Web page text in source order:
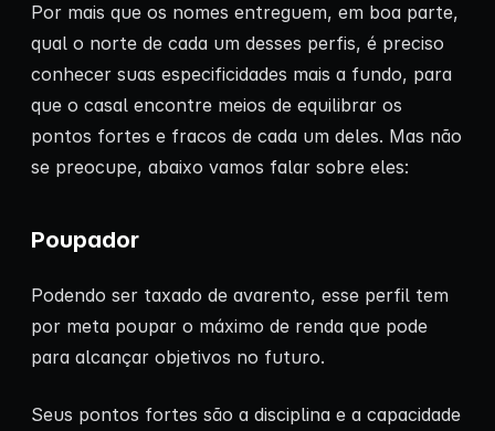
Por mais que os nomes entreguem, em boa parte,
qual o norte de cada um desses perfis, é preciso
conhecer suas especificidades mais a fundo, para
que o casal encontre meios de equilibrar os
pontos fortes e fracos de cada um deles. Mas não
se preocupe, abaixo vamos falar sobre eles:
Poupador
Podendo ser taxado de avarento, esse perfil tem
por meta poupar o máximo de renda que pode
para alcançar objetivos no futuro.
Seus pontos fortes são a disciplina e a capacidade